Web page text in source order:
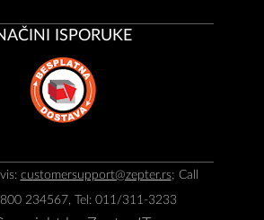
ISPORUKE
customersupport@zepter.rs; Call
234567, Tel: 011/311-3233